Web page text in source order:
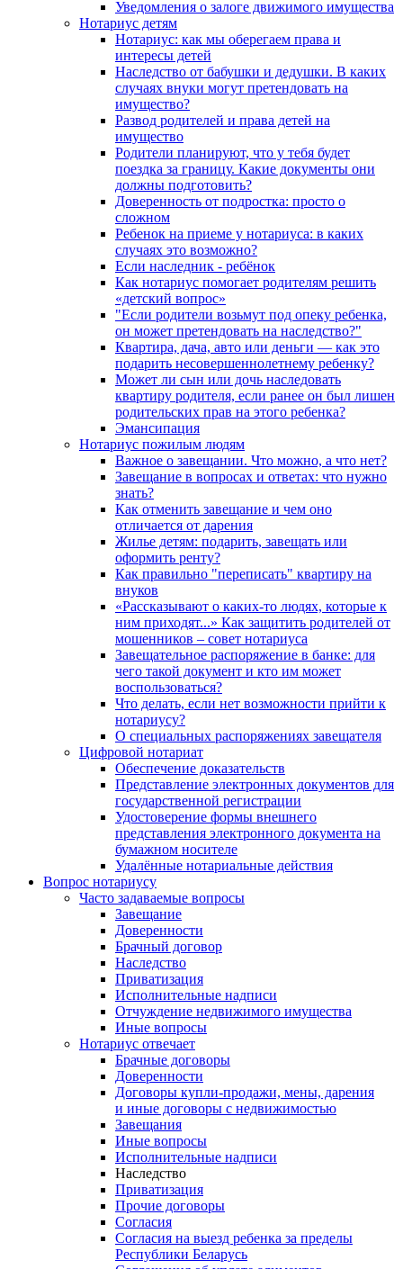
Уведомления о залоге движимого имущества
Нотариус детям
Нотариус: как мы оберегаем права и
интересы детей
Наследство от бабушки и дедушки. В каких
случаях внуки могут претендовать на
имущество?
Развод родителей и права детей на
имущество
Родители планируют, что у тебя будет
поездка за границу. Какие документы они
должны подготовить?
Доверенность от подростка: просто о
сложном
Ребенок на приеме у нотариуса: в каких
случаях это возможно?
Если наследник - ребёнок
Как нотариус помогает родителям решить
«детский вопрос»
"Если родители возьмут под опеку ребенка,
он может претендовать на наследство?"
Квартира, дача, авто или деньги — как это
подарить несовершеннолетнему ребенку?
Может ли сын или дочь наследовать
квартиру родителя, если ранее он был лишен
родительских прав на этого ребенка?
Эмансипация
Нотариус пожилым людям
Важное о завещании. Что можно, а что нет?
Завещание в вопросах и ответах: что нужно
знать?
Как отменить завещание и чем оно
отличается от дарения
Жилье детям: подарить, завещать или
оформить ренту?
Как правильно "переписать" квартиру на
внуков
«Рассказывают о каких-то людях, которые к
ним приходят...» Как защитить родителей от
мошенников – совет нотариуса
Завещательное распоряжение в банке: для
чего такой документ и кто им может
воспользоваться?
Что делать, если нет возможности прийти к
нотариусу?
О специальных распоряжениях завещателя
Цифровой нотариат
Обеспечение доказательств
Представление электронных документов для
государственной регистрации
Удостоверение формы внешнего
представления электронного документа на
бумажном носителе
Удалённые нотариальные действия
Вопрос нотариусу
Часто задаваемые вопросы
Завещание
Доверенности
Брачный договор
Наследство
Приватизация
Исполнительные надписи
Отчуждение недвижимого имущества
Иные вопросы
Нотариус отвечает
Брачные договоры
Доверенности
Договоры купли-продажи, мены, дарения
и иные договоры с недвижимостью
Завещания
Иные вопросы
Исполнительные надписи
Наследство
Приватизация
Прочие договоры
Согласия
Согласия на выезд ребенка за пределы
Республики Беларусь